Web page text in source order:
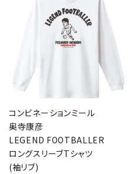
コンビネーションミール
奥寺康彦
LEGEND FOOTBALLER
ロングスリーブTシャツ
(袖リブ)